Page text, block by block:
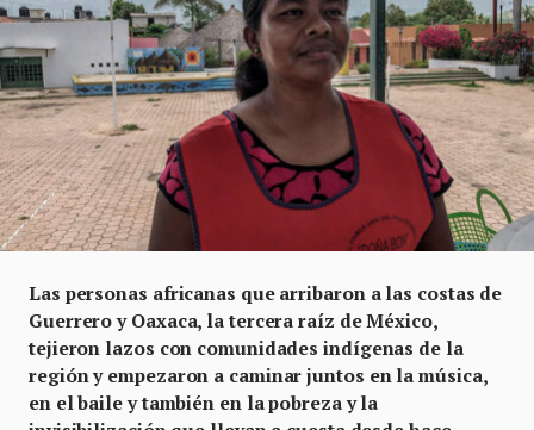
Las personas africanas que arribaron a las costas de
Guerrero y Oaxaca, la tercera raíz de México,
tejieron lazos con comunidades indígenas de la
región y empezaron a caminar juntos en la música,
en el baile y también en la pobreza y la